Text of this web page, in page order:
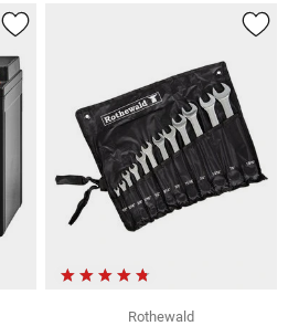
Rothewald